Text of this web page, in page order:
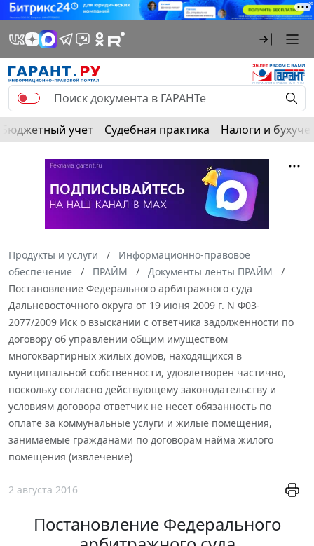
Бюджетный учет Судебная практика Налоги и
Продукты и услуги
Информационно-правовое
обеспечение
ПРАЙМ
Документы ленты ПРАЙМ
Постановление Федерального арбитражного суда
Дальневосточного округа от 19 июня 2009 г. N Ф03-
2077/2009 Иск о взыскании с ответчика задолженности по
договору об управлении общим имуществом
многоквартирных жилых домов, находящихся в
муниципальной собственности, удовлетворен частично,
поскольку согласно действующему законодательству и
условиям договора ответчик не несет обязанность по
оплате за коммунальные услуги и жилые помещения,
занимаемые гражданами по договорам найма жилого
помещения (извлечение)
2 августа 2016
Постановление Федерального